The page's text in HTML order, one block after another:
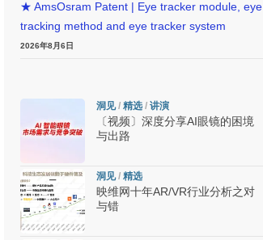
★ AmsOsram Patent | Eye tracker module, eye
tracking method and eye tracker system
2026年8月6日
洞见/ 精选 / 讲演
〔视频〕深度分享AI眼镜的困境
与出路
洞见/ 精选
映维网十年AR/VR行业分析之对
与错